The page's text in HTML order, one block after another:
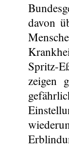
davon
Spritz-
zeigen